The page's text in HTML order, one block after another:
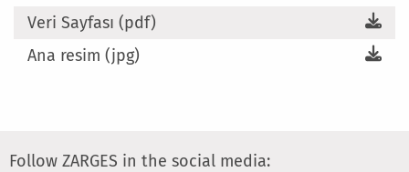
Veri Sayfası (pdf)
Ana resim (jpg)
Follow ZARGES in the social media: